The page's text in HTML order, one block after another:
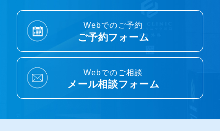
Webでのご予約
ご予約フォーム
Webでのご相談
メール相談フォーム